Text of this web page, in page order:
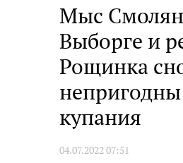
Мыс
Выборге и
Рощинка
купания
04.07.2022 07:51